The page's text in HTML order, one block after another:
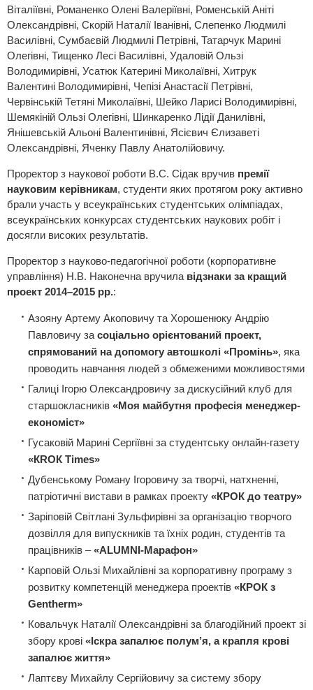
Віталіївні, Романенко Олені Валеріївні, Роменській Аніті
Олександрівні, Скорій Наталії Іванівні, Слепенко Людмилі
Василівні, Сумбаєвій Людмилі Петрівні, Татарчук Марині
Олегівні, Тищенко Лесі Василівні, Удаловій Ользі
Володимирівні, Усатюк Катерині Миколаївні, Хитрук
Валентині Володимирівні, Чепізі Анастасії Петрівні,
Червінській Тетяні Миколаївні, Шейко Ларисі Володимирівні,
Шемякіній Ользі Олегівні, Шинкаренко Лідії Данилівні,
Янішевській Альоні Валентинівні, Ясієвич Єлизаветі
Олександрівні, Яченку Павлу Анатолійовичу.
Проректор з наукової роботи В.С. Сідак вручив премії
науковим керівникам, студенти яких протягом року активно
брали участь у всеукраїнських студентських олімпіадах,
всеукраїнських конкурсах студентських наукових робіт і
досягли високих результатів.
Проректор з науково-педагогічної роботи (корпоративне
управління) Н.В. Наконечна вручила відзнаки за кращий
проект 2014–2015 рр.:
Азояну Артему Акоповичу та Хорошенюку Андрію
Павловичу за соціально орієнтований проект,
спрямований на допомогу автошколі «Промінь», яка
проводить навчання людей з обмеженими можливостями
Галиці Ігорю Олександровичу за дискусійний клуб для
старшокласників «Моя майбутня професія менеджер-
економіст»
Гусаковій Марині Сергіївні за студентську онлайн-газету
«КRОК Times»
Дубенському Роману Ігоровичу за творчі, натхненні,
патріотичні вистави в рамках проекту «КРОК до театру»
Заріповій Світлані Зульфирівні за організацію творчого
дозвілля для випускників та їхніх родин, студентів та
працівників –«ALUMNI-Марафон»
Карповій Ользі Михайлівні за корпоративну програму з
розвитку компетенцій менеджера проектів «КРОК з
Gentherm»
Ковальчук Наталії Олександрівні за благодійний проект зі
збору крові «Іскра запалює полум’я, а крапля крові
запалює життя»
Лаптєву Михайлу Сергійовичу за систему збору